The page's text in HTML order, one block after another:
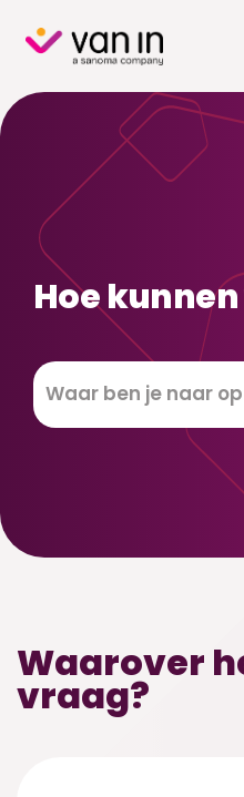
content
Hoe
Zoeken
Waarover
vraag?